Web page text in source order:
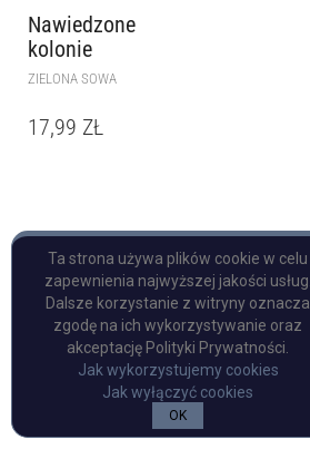
Nawiedzone
kolonie
ZIELONA SOWA
17,99 ZŁ
Copyright © Pulp Books
Ta strona używa plików cookie w celu
zapewnienia najwyższej jakości usług.
Dalsze korzystanie z witryny oznacza
zgodę na ich wykorzystywanie oraz
akceptację Polityki Prywatności.
Jak wykorzystujemy cookies
Jak wyłączyć cookies
OK